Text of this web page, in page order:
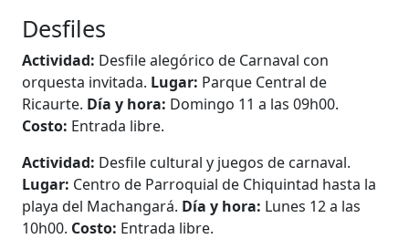
Desfiles
Actividad: Desfile alegórico de Carnaval con
orquesta invitada. Lugar: Parque Central de
Ricaurte. Día y hora: Domingo 11 a las 09h00.
Costo: Entrada libre.
Actividad: Desfile cultural y juegos de carnaval.
Lugar: Centro de Parroquial de Chiquintad hasta la
playa del Machangará. Día y hora: Lunes 12 a las
10h00. Costo: Entrada libre.